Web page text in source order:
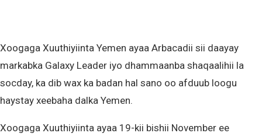
Xoogaga Xuuthiyiinta Yemen ayaa Arbacadii sii daayay
markabka Galaxy Leader iyo dhammaanba shaqaalihii la
socday, ka dib wax ka badan hal sano oo afduub loogu
haystay xeebaha dalka Yemen.
Xoogaga Xuuthiyiinta ayaa 19-kii bishii November ee